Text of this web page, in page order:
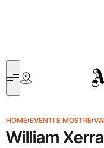
HOME›EVENTI E MOSTRE›
William